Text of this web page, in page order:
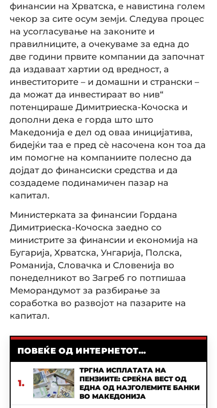
финансии на Хрватска, е навистина голем
чекор за сите осум земји. Следува процес
на усогласување на законите и
правилниците, а очекуваме за една до
две години првите компании да започнат
да издаваат хартии од вредност, а
инвеститорите – и домашни и странски –
да можат да инвестираат во нив“
потенцираше Димитриеска-Кочоска и
дополни дека е горда што што
Македонија е дел од оваа иницијатива,
бидејќи таа е пред сè насочена кон тоа да
им помогне на компаниите полесно да
дојдат до финансиски средства и да
создадеме подинамичен пазар на
капитал.
Министерката за финансии Гордана
Димитриеска-Кочоска заедно со
министрите за финансии и економија на
Бугарија, Хрватска, Унгарија, Полска,
Романија, Словачка и Словенија во
понеделникот во Загреб го потпишаа
Меморандумот за разбирање за
соработка во развојот на пазарите на
капитал.
ПОВЕЌЕ ОД ИНТЕРНЕТОТ...
1.
ТРГНА ИСПЛАТАТА НА
ПЕНЗИИТЕ: СРЕЌНА ВЕСТ ОД
ЕДНА ОД НАЈГОЛЕМИТЕ БАНКИ
ВО МАКЕДОНИЈА